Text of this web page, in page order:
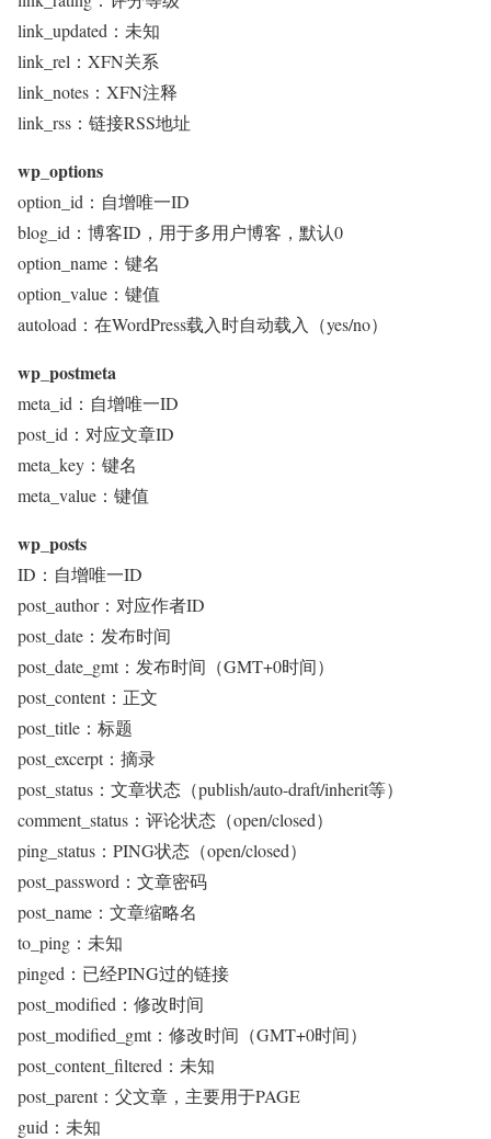
link_updated：未知
link_rel：XFN关系
link_notes：XFN注释
link_rss：链接RSS地址
wp_options
option_id：自增唯一ID
blog_id：博客ID，用于多用户博客，默认0
option_name：键名
option_value：键值
autoload：在WordPress载入时自动载入（yes/no）
wp_postmeta
meta_id：自增唯一ID
post_id：对应文章ID
meta_key：键名
meta_value：键值
wp_posts
ID：自增唯一ID
post_author：对应作者ID
post_date：发布时间
post_date_gmt：发布时间（GMT+0时间）
post_content：正文
post_title：标题
post_excerpt：摘录
post_status：文章状态（publish/auto-draft/inherit等）
comment_status：评论状态（open/closed）
ping_status：PING状态（open/closed）
post_password：文章密码
post_name：文章缩略名
to_ping：未知
pinged：已经PING过的链接
post_modified：修改时间
post_modified_gmt：修改时间（GMT+0时间）
post_content_filtered：未知
post_parent：父文章，主要用于PAGE
guid：未知